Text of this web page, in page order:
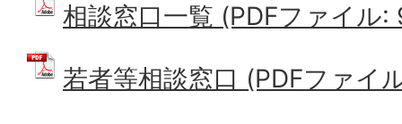
相談窓口一覧 (PDFファイル:
若者等相談窓口 (PDFファイ